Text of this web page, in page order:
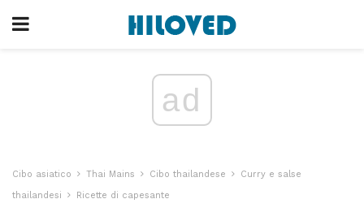
ad
Cibo asiatico Thai Mains Cibo thailandese
Curry e salse
thailandesi
Ricette di capesante